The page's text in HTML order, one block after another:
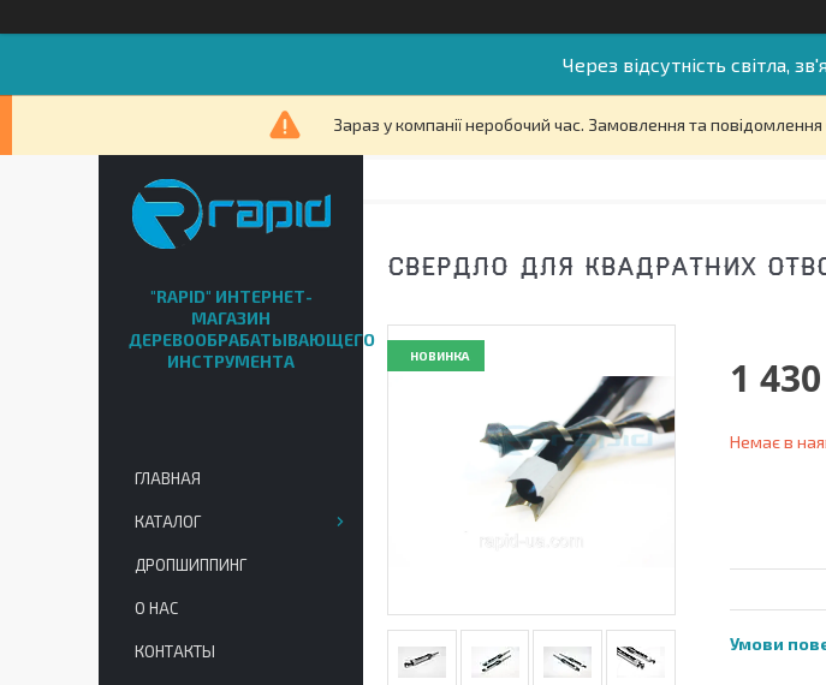
Через відсутність світла,
Зараз у компанії неробочий час. Замовлення та
СВЕРДЛО ДЛЯ КВАДРАТНИХ
НОВИНКА 1
Немає в
"RAPID" ИНТЕРНЕТ-
МАГАЗИН
ДЕРЕВООБРАБАТЫВАЮЩЕГО
ИНСТРУМЕНТА
ГЛАВНАЯ
КАТАЛОГ
ДРОПШИППИНГ
О НАС
КОНТАКТЫ